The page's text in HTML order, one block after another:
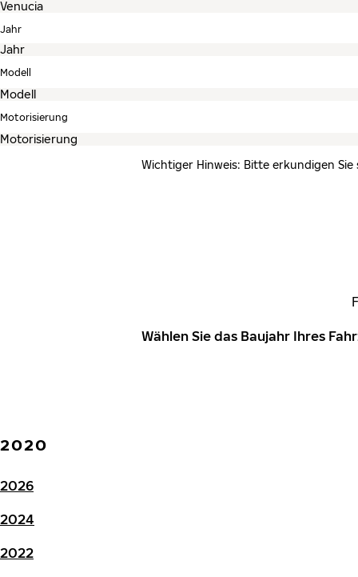
Jahr
Modell
Motorisierung
Wichtiger Hinweis: Bitte erkundigen
Wählen Sie das Baujahr Ihres
2020
2026
2024
2022